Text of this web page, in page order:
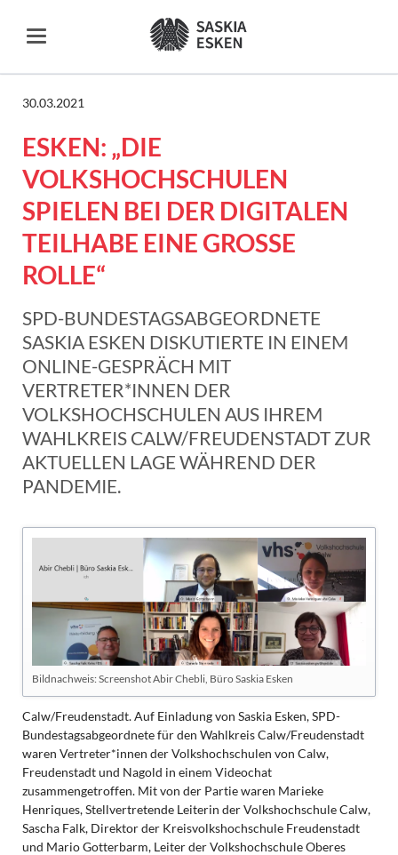
30.03.2021
ESKEN: „DIE
VOLKSHOCHSCHULEN
SPIELEN BEI DER DIGITALEN
TEILHABE EINE GROSSE R
OLLE“
SPD-BUNDESTAGSABGEORDNETE
SASKIA ESKEN DISKUTIERTE IN EINEM
ONLINE-GESPRÄCH MIT
VERTRETER*INNEN DER
VOLKSHOCHSCHULEN AUS IHREM
WAHLKREIS CALW/FREUDENSTADT ZUR
AKTUELLEN LAGE WÄHREND DER
PANDEMIE.
Bildnachweis: Screenshot Abir Chebli, Büro Saskia Esken
Calw/Freudenstadt. Auf Einladung von Saskia Esken, SPD-
Bundestagsabgeordnete für den Wahlkreis Calw/Freudenstadt
waren Vertreter*innen der Volkshochschulen von Calw,
Freudenstadt und Nagold in einem Videochat
zusammengetroffen. Mit von der Partie waren Marieke
Henriques, Stellvertretende Leiterin der Volkshochschule Calw,
Sascha Falk, Direktor der Kreisvolkshochschule Freudenstadt
und Mario Gotterbarm, Leiter der Volkshochschule Oberes